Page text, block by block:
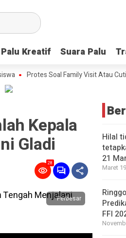
Palu Kreatif Suara Palu
Palu Kreatif Suara Palu
Protes Soal Family Visit Atau Cuti
Kepala
Gladi
28
Perbesar
Hilal
21
Maret
FFI